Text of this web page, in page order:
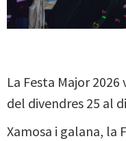
La Festa Major
del divendres 25 al
Xamosa i galana, la